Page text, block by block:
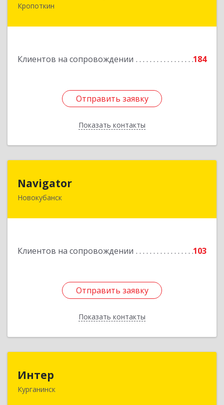
Кропоткин
Клиентов на сопровождении 184
Отправить заявку
Показать контакты
352389, Краснодарский край, Кавказский р-н,
Отправить заявку
Назад
Navigator
Новокубанск
Клиентов на сопровождении 103
Отправить заявку
Показать контакты
352240, Краснодарский край, Новокубанск г,
Отправить заявку
Назад
Интер
Курганинск352430, Краснодарский край, Курганинск г,